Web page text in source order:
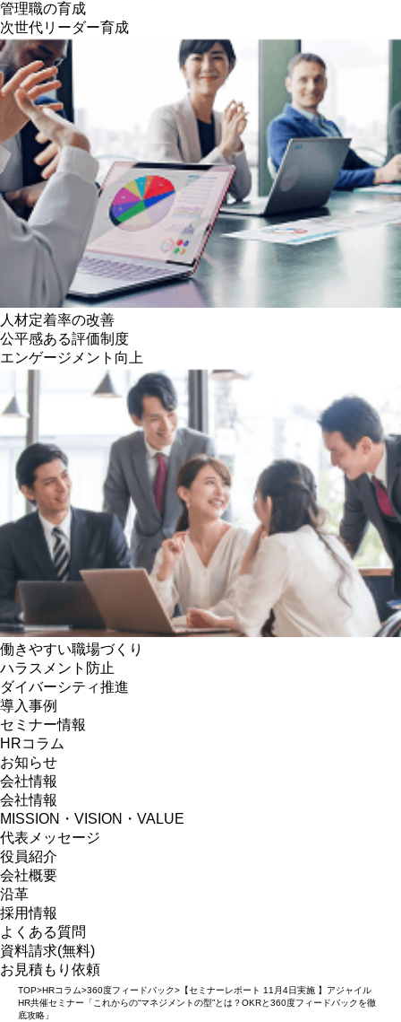
管理職の育成
次世代リーダー育成
人材定着率の改善
公平感ある評価制度
エンゲージメント向上
働きやすい職場づくり
ハラスメント防止
ダイバーシティ推進
導入事例
セミナー情報
HRコラム
お知らせ
会社情報
会社情報
MISSION・VISION・VALUE
代表メッセージ
役員紹介
会社概要
沿革
採用情報
よくある質問
資料請求(無料)
お見積もり依頼
TOP>HRコラム>360度フィードバック> 【セミナーレポート 11月4日実施 】アジャイル
HR共催セミナー「これからの“マネジメントの型”とは？OKRと360度フィードバックを徹
底攻略」